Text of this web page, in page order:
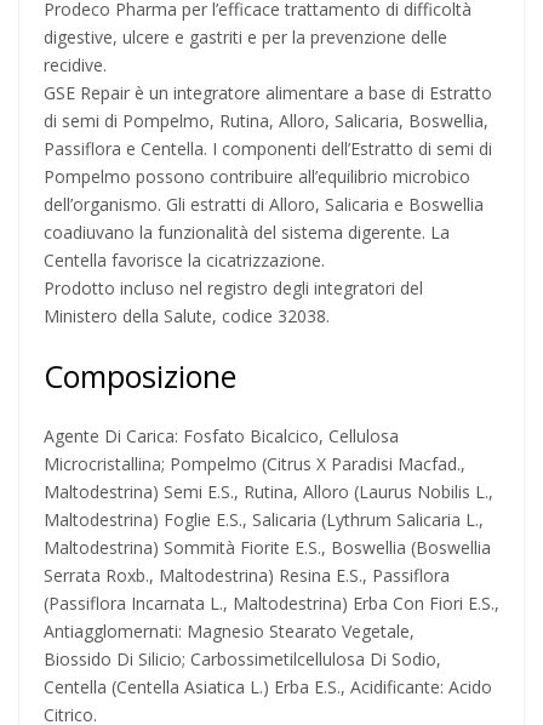
Prodeco Pharma per l’efficace trattamento di difficoltà
digestive, ulcere e gastriti e per la prevenzione delle
recidive.
GSE Repair è un integratore alimentare a base di Estratto
di semi di Pompelmo, Rutina, Alloro, Salicaria, Boswellia,
Passiflora e Centella. I componenti dell’Estratto di semi di
Pompelmo possono contribuire all’equilibrio microbico
dell’organismo. Gli estratti di Alloro, Salicaria e Boswellia
coadiuvano la funzionalità del sistema digerente. La
Centella favorisce la cicatrizzazione.
Prodotto incluso nel registro degli integratori del
Ministero della Salute, codice 32038.
Composizione
Agente Di Carica: Fosfato Bicalcico, Cellulosa
Microcristallina; Pompelmo (Citrus X Paradisi Macfad.,
Maltodestrina) Semi E.S., Rutina, Alloro (Laurus Nobilis L.,
Maltodestrina) Foglie E.S., Salicaria (Lythrum Salicaria L.,
Maltodestrina) Sommità Fiorite E.S., Boswellia (Boswellia
Serrata Roxb., Maltodestrina) Resina E.S., Passiflora
(Passiflora Incarnata L., Maltodestrina) Erba Con Fiori E.S.,
Antiagglomernati: Magnesio Stearato Vegetale,
Biossido Di Silicio; Carbossimetilcellulosa Di Sodio,
Centella (Centella Asiatica L.) Erba E.S., Acidificante: Acido
Citrico.